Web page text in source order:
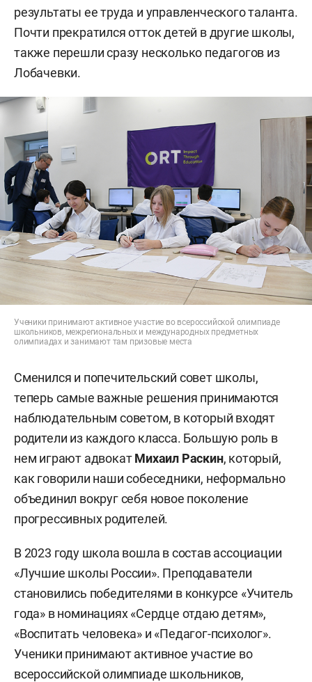
результаты ее труда и управленческого таланта.
Почти прекратился отток детей в другие школы,
также перешли сразу несколько педагогов из
Лобачевки.
Ученики принимают активное участие во всероссийской олимпиаде
школьников, межрегиональных и международных предметных
олимпиадах и занимают там призовые места
Сменился и попечительский совет школы,
теперь самые важные решения принимаются
наблюдательным советом, в который входят
родители из каждого класса. Большую роль в
нем играют адвокатМихаил Раскин, который,
как говорили наши собеседники, неформально
объединил вокруг себя новое поколение
прогрессивных родителей.
В 2023 году школа вошла в состав ассоциации
«Лучшие школы России». Преподаватели
становились победителями в конкурсе «Учитель
года» в номинациях «Сердце отдаю детям»,
«Воспитать человека» и «Педагог-психолог».
Ученики принимают активное участие во
всероссийской олимпиаде школьников,